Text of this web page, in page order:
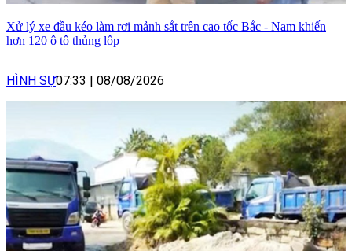
Xử lý xe đầu kéo làm rơi mảnh sắt trên cao tốc Bắc - Nam khiến
hơn 120 ô tô thủng lốp
HÌNH SỰ07:33 | 08/08/2026